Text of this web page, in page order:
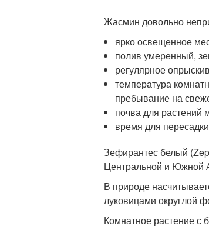
Жасмин довольно
ярко освещенное
полив умеренный,
регулярное
температура
пребывание на
почва для растений
время для
Зефирантес белый
Центральной и Южной
В природе
луковицами округлой
Комнатное растение с